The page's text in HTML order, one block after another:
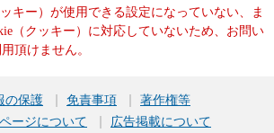
キー）が使用できる設定になっていない、ま
（クッキー）に対応していないため、お問い
頂けません。
の保護 免責事項
著作権等
ージについて
広告掲載について